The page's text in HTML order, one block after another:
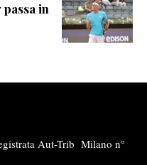
in
Aut-Trib Milano n°